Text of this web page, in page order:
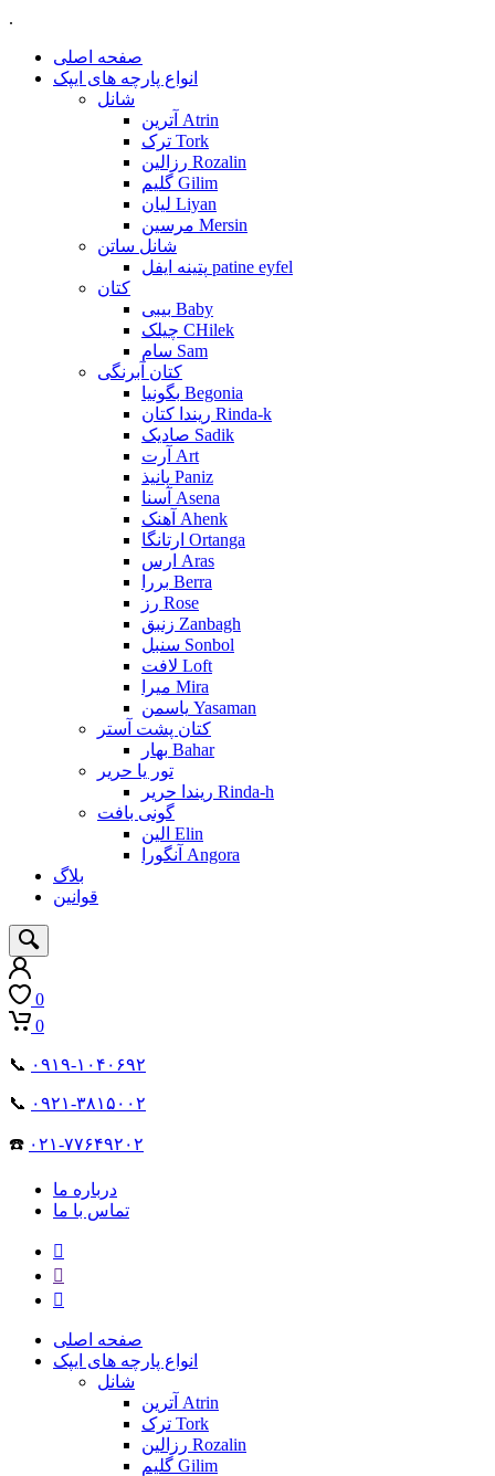
.
صفحه اصلی
انواع پارچه های ایپک
شانل
آترین Atrin
ترک Tork
رزالین Rozalin
گلیم Gilim
لیان Liyan
مرسین Mersin
شانل ساتن
پتینه ایفل patine eyfel
کتان
بیبی Baby
چیلک CHilek
سام Sam
کتان آبرنگی
بگونیا Begonia
ریندا کتان Rinda-k
صادیک Sadik
آرت Art
پانیذ Paniz
آسنا Asena
آهنک Ahenk
ارتانگا Ortanga
ارس Aras
بررا Berra
رز Rose
زنبق Zanbagh
سنبل Sonbol
لافت Loft
میرا Mira
یاسمن Yasaman
کتان پشت آستر
بهار Bahar
تور یا حریر
ریندا حریر Rinda-h
گونی بافت
الین Elin
آنگورا Angora
بلاگ
قوانین
0
0
📞 ۰۹۱۹-۱۰۴۰۶۹۲
📞 ۰۹۲۱-۳۸۱۵۰۰۲
☎️ ۰۲۱-۷۷۶۴۹۲۰۲
درباره ما
تماس با ما
صفحه اصلی
انواع پارچه های ایپک
شانل
آترین Atrin
ترک Tork
رزالین Rozalin
گلیم Gilim